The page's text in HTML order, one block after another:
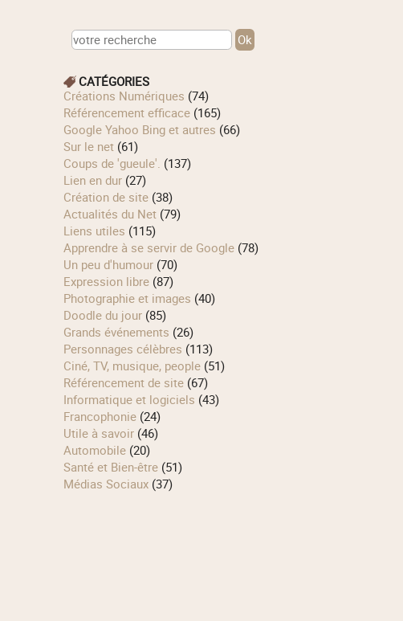
CATÉGORIES
Créations Numériques (74)
Référencement efficace(165)
Google Yahoo Bing et autres (66)
Sur le net(61)
Coups de 'gueule'. (137)
Lien en dur(27)
Création de site(38)
Actualités du Net(79)
Liens utiles (115)
Apprendre à se servir de Google(78)
Un peu d'humour(70)
Expression libre(87)
Photographie et images (40)
Doodle du jour(85)
Grands événements (26)
Personnages célèbres (113)
Ciné, TV, musique, people(51)
Référencement de site(67)
Informatique et logiciels (43)
Francophonie(24)
Utile à savoir(46)
Automobile(20)
Santé et Bien-être(51)
Médias Sociaux(37)